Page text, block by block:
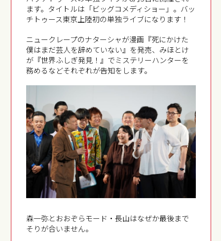
ます。タイトルは「ビッグコメディショー」。バッ
チトゥース東京上陸初の単独ライブになります！
ニュークレープのナターシャが漫画『死にかけた
僕はまだ芸人を辞めていない』を発売、みほとけ
が『世界ふしぎ発見！』でミステリーハンターを
務めるなどそれぞれが告知をします。
森一弥とおおぞらモード・長山はなぜか最後まで
そりが合いません。